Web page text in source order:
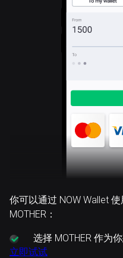
你可以通过 NOW Wallet
MOTHER：
选择 MOTHER 作为
立即试试